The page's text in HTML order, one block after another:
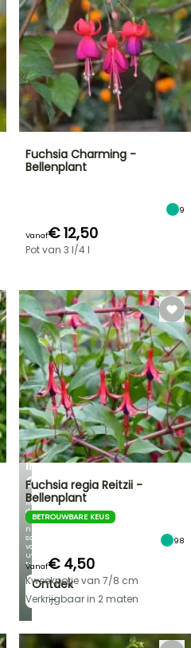
VOORJAARSBOLLEN
NIEUWIGHEDEN
VAN
IRIS
GERMANICA
Meer
dan
60
nieuwe
soorten
voor
uw
tuin!
Ontdek
→
Fuchsia Charming -
Bellenplant
9
Vanaf€ 12,50
Pot van 3 l/4 l
Fuchsia regia Reitzii -
Bellenplant
BETROUWBARE KEUS
98
Vanaf€ 4,50
Kweekpotje van 7/8 cm
Verkrijgbaar in 2 maten